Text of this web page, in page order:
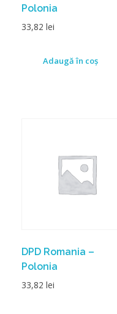
Polonia
33,82 lei
Adaugă în coș
DPD Romania –
Polonia
33,82 lei